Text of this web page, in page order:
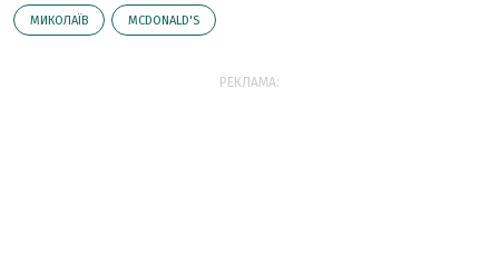
МИКОЛАЇВ MCDONALD'S
РЕКЛАМА: